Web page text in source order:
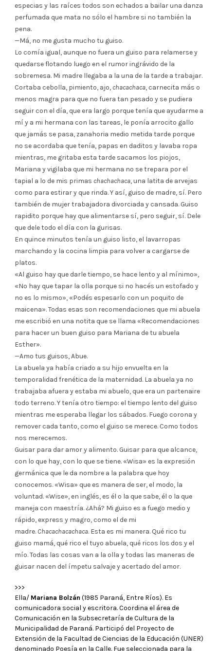
especias y las raíces todos son echados a bailar una danza
perfumada que mata no sólo el hambre si no también la
pena.
—Má, no me gusta mucho tu guiso.
Lo comía igual, aunque no fuera un guiso para relamerse y
quedarse flotando luego en el rumor ingrávido de la
sobremesa. Mi madre llegaba a la una de la tarde a trabajar.
Cortaba cebolla, pimiento, ajo, chacachaca, carnecita más o
menos magra para que no fuera tan pesado y se pudiera
seguir con el día, que era largo porque tenía que ayudarme a
mí y a mi hermana con las tareas, le ponía arrocito gallo
que jamás se pasa, zanahoria medio metida tarde porque
no se acordaba que tenía, papas en daditos y lavaba ropa
mientras, me gritaba esta tarde sacamos los piojos,
Mariana y vigilaba que mi hermana no se trepara por el
tapial a lo de mis primas chachachaca, una latita de arvejas
como para estirar y que rinda. Y así, guiso de madre, sí. Pero
también de mujer trabajadora divorciada y cansada. Guiso
rapidito porque hay que alimentarse sí, pero seguir, sí. Dele
que dele todo el día con la gurisas.
En quince minutos tenía un guiso listo, el lavarropas
marchando y la cocina limpia para volver a cargarse de
platos.
«Al guiso hay que darle tiempo, se hace lento y al mínimo»,
«No hay que tapar la olla porque si no hacés un estofado y
no es lo mismo», «Podés espesarlo con un poquito de
maicena». Todas esas son recomendaciones que mi abuela
me escribió en una notita que se llama «Recomendaciones
para hacer un buen guiso para Mariana de tu abuela
Esther».
—Amo tus guisos, Abue.
La abuela ya había criado a su hijo envuelta en la
temporalidad frenética de la maternidad. La abuela ya no
trabajaba afuera y estaba mi abuelo, que era un partenaire
todo terreno. Y tenía otro tiempo: el tiempo lento del guiso
mientras me esperaba llegar los sábados. Fuego corona y
remover cada tanto, como el guiso se merece. Como todos
nos merecemos.
Guisar para dar amor y alimento. Guisar para que alcance,
con lo que hay, con lo que se tiene. «Wisa» es la expresión
germánica que le da nombre a la palabra que hoy
conocemos. «Wisa» que es manera de ser, el modo, la
voluntad. «Wise», en inglés, es él o la que sabe, él o la que
maneja con maestría. ¿Ahá? Mi guiso es a fuego medio y
rápido, express y magro, como el de mi
madre. Chacachacachaca. Esta es mi manera. Qué rico tu
guiso mamá, qué rico el tuyo abuela, qué ricos los dos y el
mío. Todas las cosas van a la olla y todas las maneras de
guisar nacen del ímpetu salvaje y acertado del amor.
>>>
Ella/ Mariana Bolzán (1985 Paraná, Entre Ríos). Es
comunicadora social y escritora. Coordina el área de
Comunicación en la Subsecretaría de Cultura de la
Municipalidad de Paraná. Participó del Proyecto de
Extensión de la Facultad de Ciencias de la Educación (UNER)
denominado Poesía en la Calle. Fue seleccionada para la